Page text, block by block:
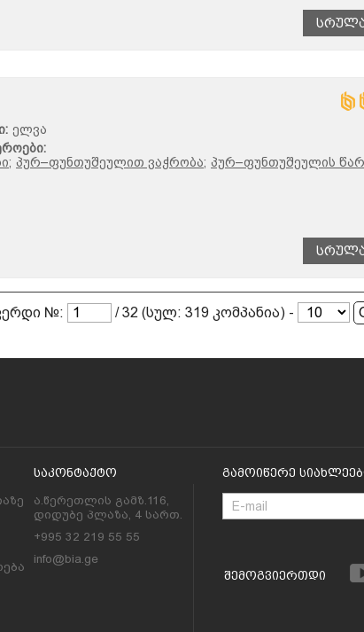
ელვა
პურ–ფუნთუშეულით ვაჭრობა; პურ–ფუნთუშეულის
№: / 32 (სულ: 319 კომპანია) -
Საკონტაქტო
ა.წერეთლის გამზ.116,
დიდუბე პლაზა, 4 სართ.
+995 32 219 55 55
info@bia.ge
Გამოიწერე
Შემოგვიერთდი